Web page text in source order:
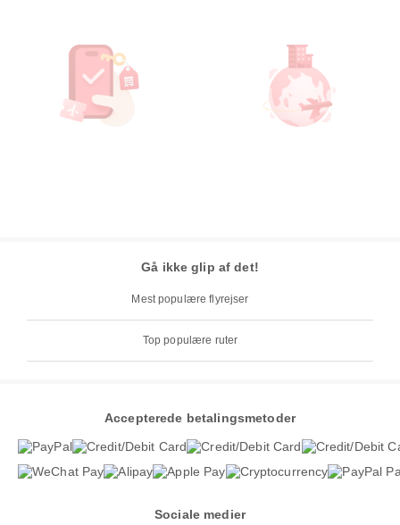
Gå ikke glip af det!
Mest populære flyrejser
Top populære ruter
Accepterede betalingsmetoder
Sociale medier